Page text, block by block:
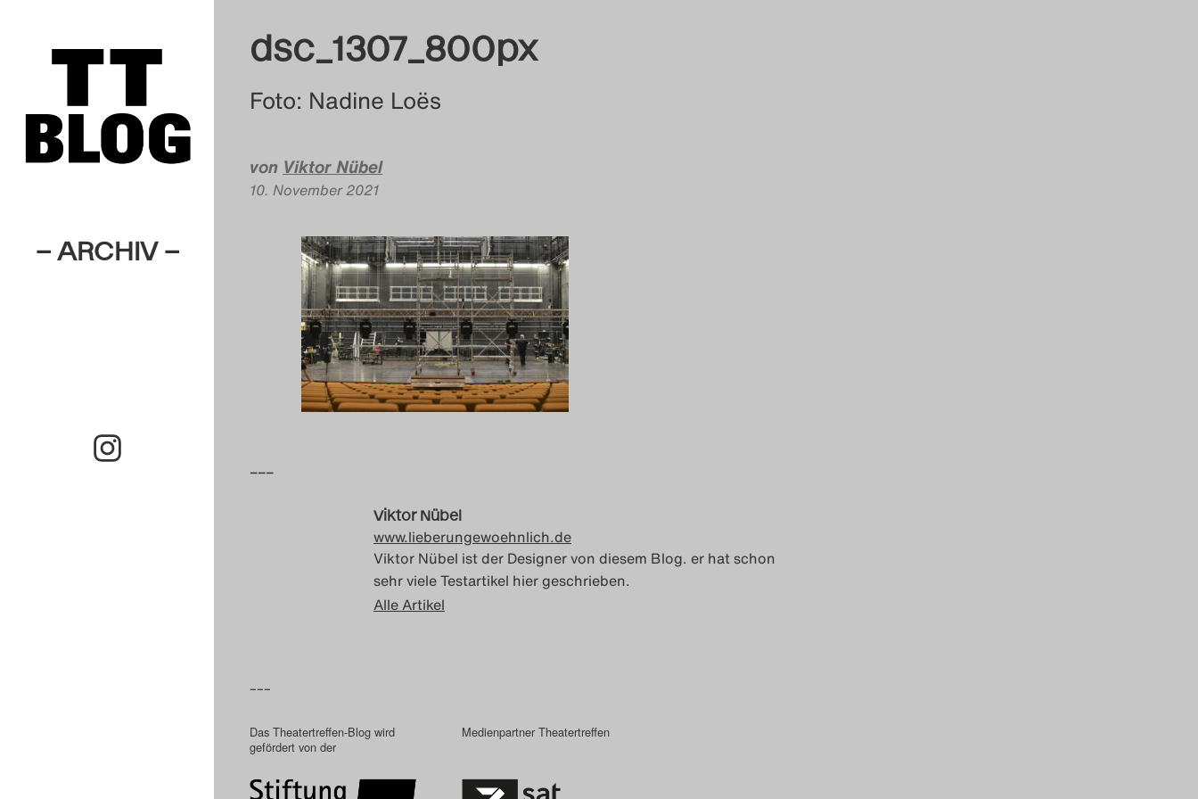
– ARCHIV –
dsc_1307_800px
Foto: Nadine Loës
von Viktor Nübel
10. November 2021
–––
Viktor Nübel
www.lieberungewoehnlich.de
Viktor Nübel ist der Designer von diesem Blog. er hat schon
sehr viele Testartikel hier geschrieben.
Alle Artikel
–––
Das Theatertreffen-Blog wird
gefördert von der
Medienpartner Theatertreffen